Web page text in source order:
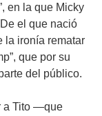
en la que Micky
el que nació
la ironía rematar
que por su
del público.
a Tito —que